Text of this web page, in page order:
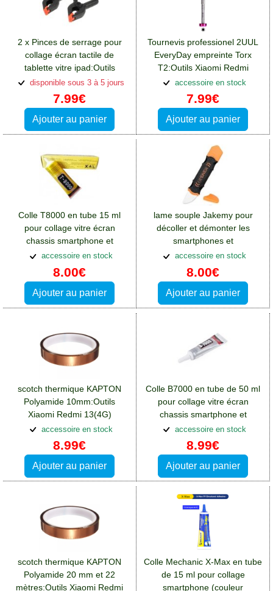
2 x Pinces de serrage pour
collage écran tactile de
tablette vitre ipad:Outils
Xiaomi Redmi 13(4G)
disponible sous 3 à 5 jours
7.99€
Ajouter au panier
Tournevis professionel 2UUL
EveryDay empreinte Torx
T2:Outils Xiaomi Redmi
13(4G)
accessoire en stock
7.99€
Ajouter au panier
Colle T8000 en tube 15 ml
pour collage vitre écran
chassis smartphone et
tablette:Outils Xiaomi Redmi
13(4G)
accessoire en stock
8.00€
Ajouter au panier
lame souple Jakemy pour
décoller et démonter les
smartphones et
tablettes:Outils Xiaomi Redmi
13(4G)
accessoire en stock
8.00€
Ajouter au panier
scotch thermique KAPTON
Polyamide 10mm:Outils
Xiaomi Redmi 13(4G)
accessoire en stock
8.99€
Ajouter au panier
Colle B7000 en tube de 50 ml
pour collage vitre écran
chassis smartphone et
tablette:Outils Xiaomi Redmi
13(4G)
accessoire en stock
8.99€
Ajouter au panier
scotch thermique KAPTON
Polyamide 20 mm et 22
mètres:Outils Xiaomi Redmi
Colle Mechanic X-Max en tube
de 15 ml pour collage
smartphone (couleur